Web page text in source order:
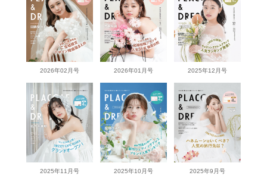
2026年02月号 2026年01月号 2025年12月号
2025年11月号 2025年10月号 2025年9月号